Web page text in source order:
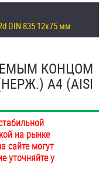
DIN 835 12х75 мм
КОНЦОМ
A4 (AISI
на рынке
сайте могут
уточняйте у